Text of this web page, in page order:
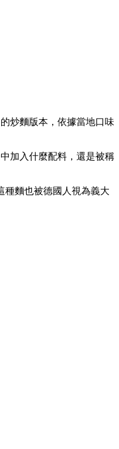
炒麵版本，依據當地口味
加入什麼配料，還是被稱
種麵也被德國人視為義大